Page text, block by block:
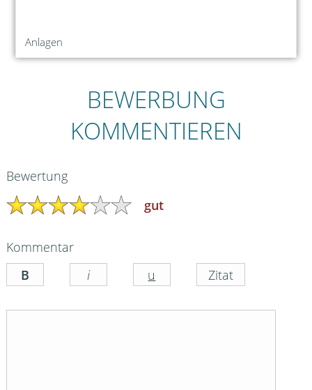
Anlagen
BEWERBUNG
KOMMENTIEREN
Bewertung
gut
Kommentar